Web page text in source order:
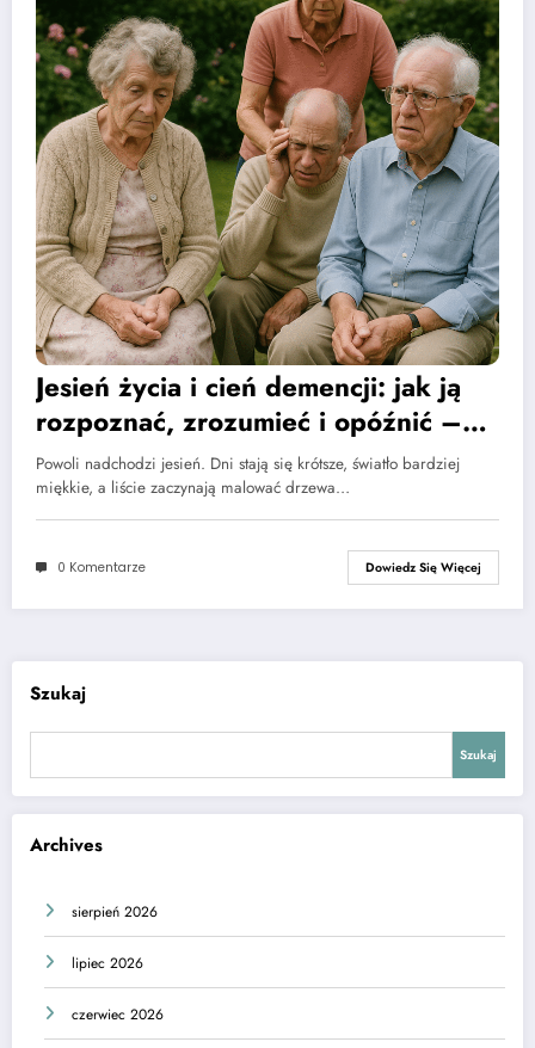
Jesień życia i cień demencji: jak ją
rozpoznać, zrozumieć i opóźnić –
przewodnik psychoedukacyjny
Powoli nadchodzi jesień. Dni stają się krótsze, światło bardziej
miękkie, a liście zaczynają malować drzewa…
0 Komentarze Dowiedz Się Więcej
Szukaj
Szukaj
Archives
sierpień 2026
lipiec 2026
czerwiec 2026